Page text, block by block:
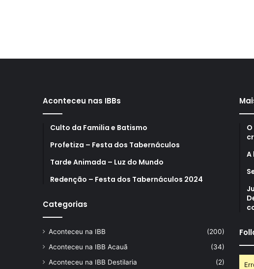
Aconteceu nas IBBs
Culto da Familia e Batismo
Profetiza – Festa dos Tabernáculos
Tarde Animada – Luz do Mundo
Redenção – Festa dos Tabernáculos 2024
Categorias
Aconteceu na IBB
(200)
Aconteceu na IBB Acauã
(34)
Aconteceu na IBB Destilaria
(2)
A